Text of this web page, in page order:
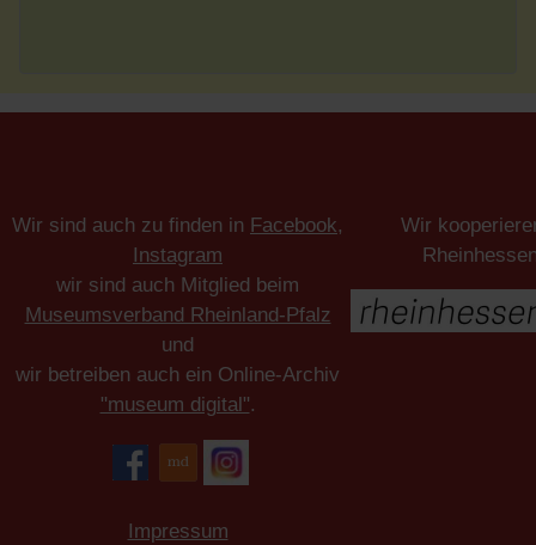
Wir sind auch zu finden in Facebook,
Instagram
wir sind auch Mitglied beim
Museumsverband Rheinland-Pfalz
und
wir betreiben auch ein Online-Archiv
"museum digital".
Impressum
Wir